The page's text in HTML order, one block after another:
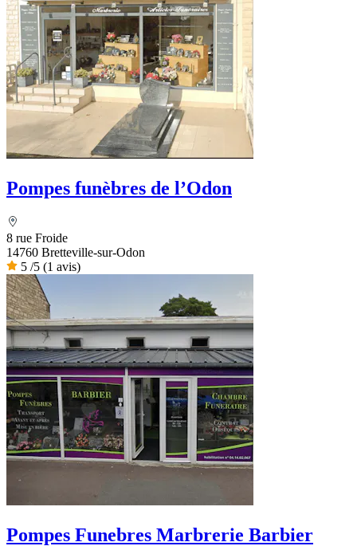
Pompes funèbres de l’Odon
8 rue Froide
14760 Bretteville-sur-Odon
5 /5 (1 avis)
Pompes Funebres Marbrerie Barbier